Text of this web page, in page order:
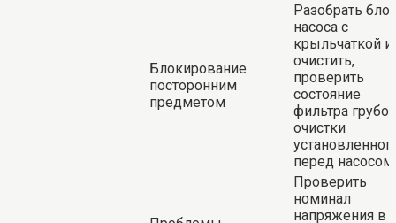
Блокирование
посторонним
предметом
Разобрать
насоса с
крыльчаткой и
очистить,
проверить
состояние
фильтра грубой
очистки
перед насосом
Проверить
номинал
напряжения в